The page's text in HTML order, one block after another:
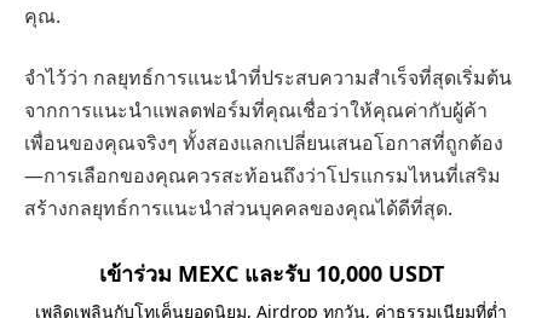
คุณ.
จำไว้ว่า กลยุทธ์การแนะนำที่ประสบความสำเร็จที่สุดเริ่มต้น
จากการแนะนำแพลตฟอร์มที่คุณเชื่อว่าให้คุณค่ากับผู้ค้า
เพื่อนของคุณจริงๆ ทั้งสองแลกเปลี่ยนเสนอโอกาสที่ถูกต้อง
—การเลือกของคุณควรสะท้อนถึงว่าโปรแกรมไหนที่เสริม
สร้างกลยุทธ์การแนะนำส่วนบุคคลของคุณได้ดีที่สุด.
เข้าร่วม MEXC และรับ 10,000 USDT
เพลิดเพลินกับโทเค็นยอดนิยม, Airdrop ทุกวัน, ค่าธรรมเนียมที่ต่ำ